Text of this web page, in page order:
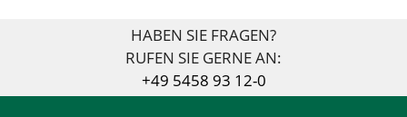
HABEN SIE FRAGEN?
RUFEN SIE GERNE AN:
+49 5458 93 12-0